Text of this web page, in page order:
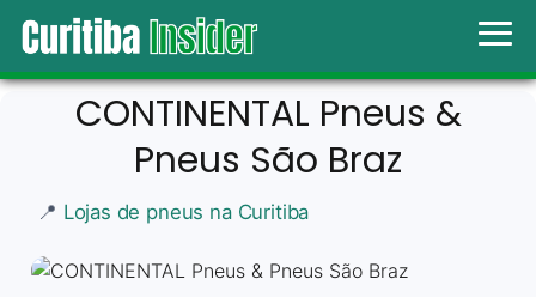
CONTINENTAL Pneus &
Pneus São Braz
📍 Lojas de pneus na Curitiba